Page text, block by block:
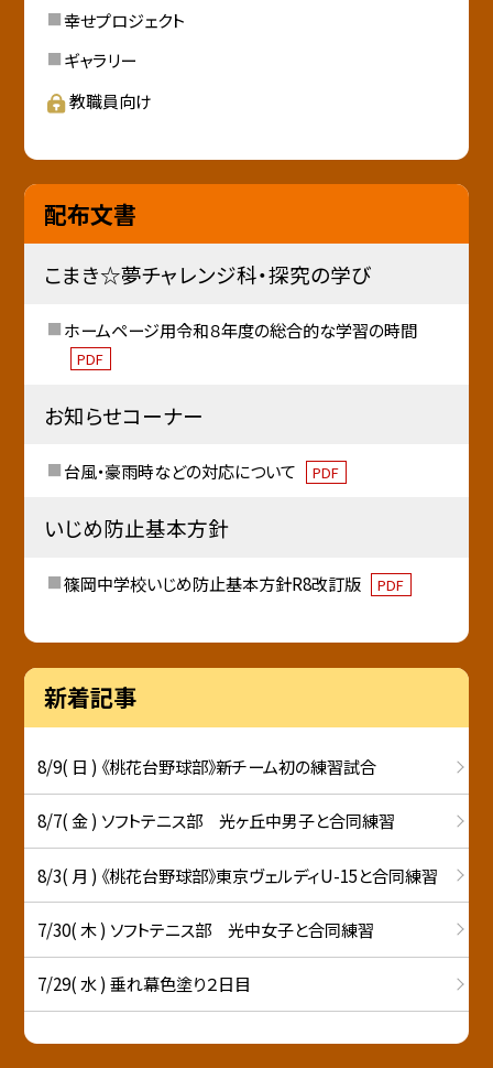
幸せプロジェクト
ギャラリー
教職員向け
配布文書
こまき☆夢チャレンジ科・探究の学び
ホームページ用令和８年度の総合的な学習の時間
PDF
お知らせコーナー
台風・豪雨時などの対応について PDF
いじめ防止基本方針
篠岡中学校いじめ防止基本方針R8改訂版 PDF
新着記事
8/9( 日 ) 《桃花台野球部》新チーム初の練習試合
8/7( 金 ) ソフトテニス部 光ヶ丘中男子と合同練習
8/3( 月 ) 《桃花台野球部》東京ヴェルディU-15と合同練習
7/30( 木 ) ソフトテニス部 光中女子と合同練習
7/29( 水 ) 垂れ幕色塗り２日目